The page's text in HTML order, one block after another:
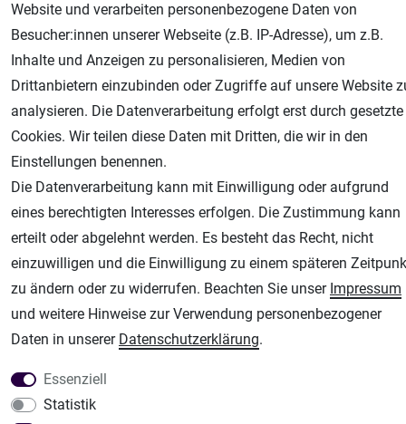
AGB Widerrufsrecht Datenschutz Impressum
Unsere weiteren Shops:
Airbrush-City
Modellbau-City
Modellbau Shop
Plotter-City
Schneideplotter, Transferpressen, Siebdruck und Plotterfolien
Im Shop Kaufen
Küchen Zubehör - Haus/Garten - Tierbedarf
Website und verarbeiten personenbezogene Daten von
Besucher:innen unserer Webseite (z.B. IP-Adresse), um z.B.
Inhalte und Anzeigen zu personalisieren, Medien von
Drittanbietern einzubinden oder Zugriffe auf unsere Website
analysieren. Die Datenverarbeitung erfolgt erst durch gesetzte
Cookies. Wir teilen diese Daten mit Dritten, die wir in den
Einstellungen benennen.
Die Datenverarbeitung kann mit Einwilligung oder aufgrund
eines berechtigten Interesses erfolgen. Die Zustimmung kann
erteilt oder abgelehnt werden. Es besteht das Recht, nicht
einzuwilligen und die Einwilligung zu einem späteren
zu ändern oder zu widerrufen. Beachten Sie unser Impressum
und weitere Hinweise zur Verwendung personenbezogener
Daten in unserer Daten­schutz­erklärung.
Essenziell
Statistik